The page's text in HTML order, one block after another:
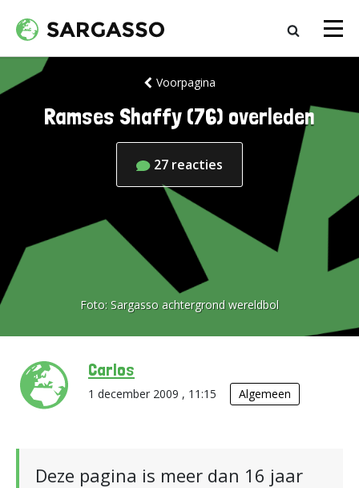
Voorpagina
Ramses Shaffy (76) overleden
27 reacties
Foto: Sargasso achtergrond wereldbol
Carlos
1 december 2009 , 11:15 Algemeen
Deze pagina is meer dan 16 jaar